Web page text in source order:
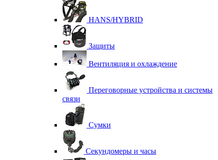
HANS/HYBRID
Защиты
Вентиляция и охлаждение
Переговорные устройства и системы
связи
Сумки
Секундомеры и часы